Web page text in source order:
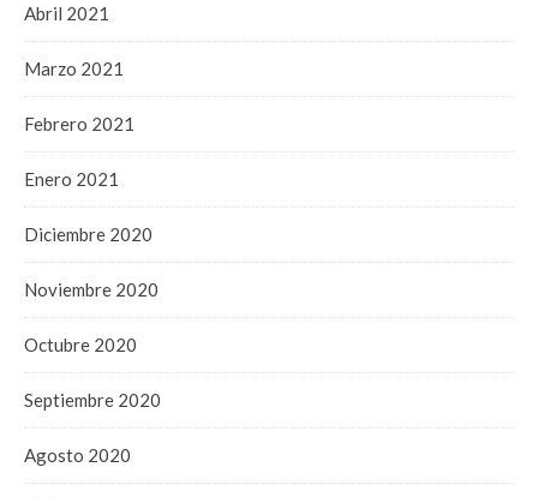
Abril 2021
Marzo 2021
Febrero 2021
Enero 2021
Diciembre 2020
Noviembre 2020
Octubre 2020
Septiembre 2020
Agosto 2020